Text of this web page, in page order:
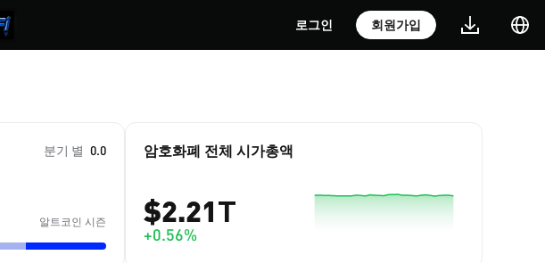
로그인 회원가입
분기 별 0.0
알트코인 시즌
암호화폐 전체 시가총액
$2.21T
+0.56%